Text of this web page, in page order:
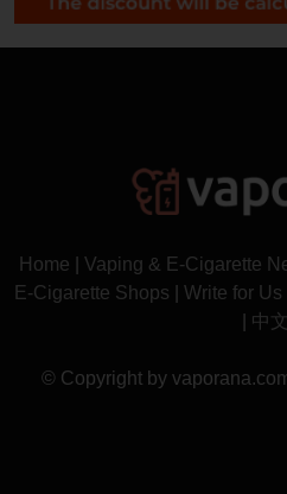
Home Vaping & E-Cigarette
E-Cigarette Shops
Write for Us
中文
© Copyright by